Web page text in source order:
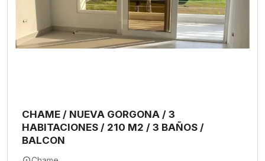
CHAME / NUEVA GORGONA / 3
HABITACIONES / 210 M2 / 3 BAÑOS /
BALCON